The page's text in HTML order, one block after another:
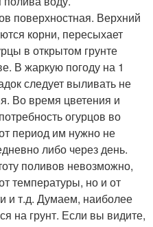
поверхностная. Верхний
корни, пересыхает
в открытом грунте
В жаркую погоду на 1
следует выливать не
Во время цветения и
огурцов во
период им нужно не
либо через день.
поливов невозможно,
температуры, но и от
и т.д. Думаем, наиболее
на грунт. Если вы видите,